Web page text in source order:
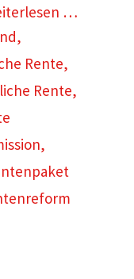
…
,
Rente,
Rente,
,